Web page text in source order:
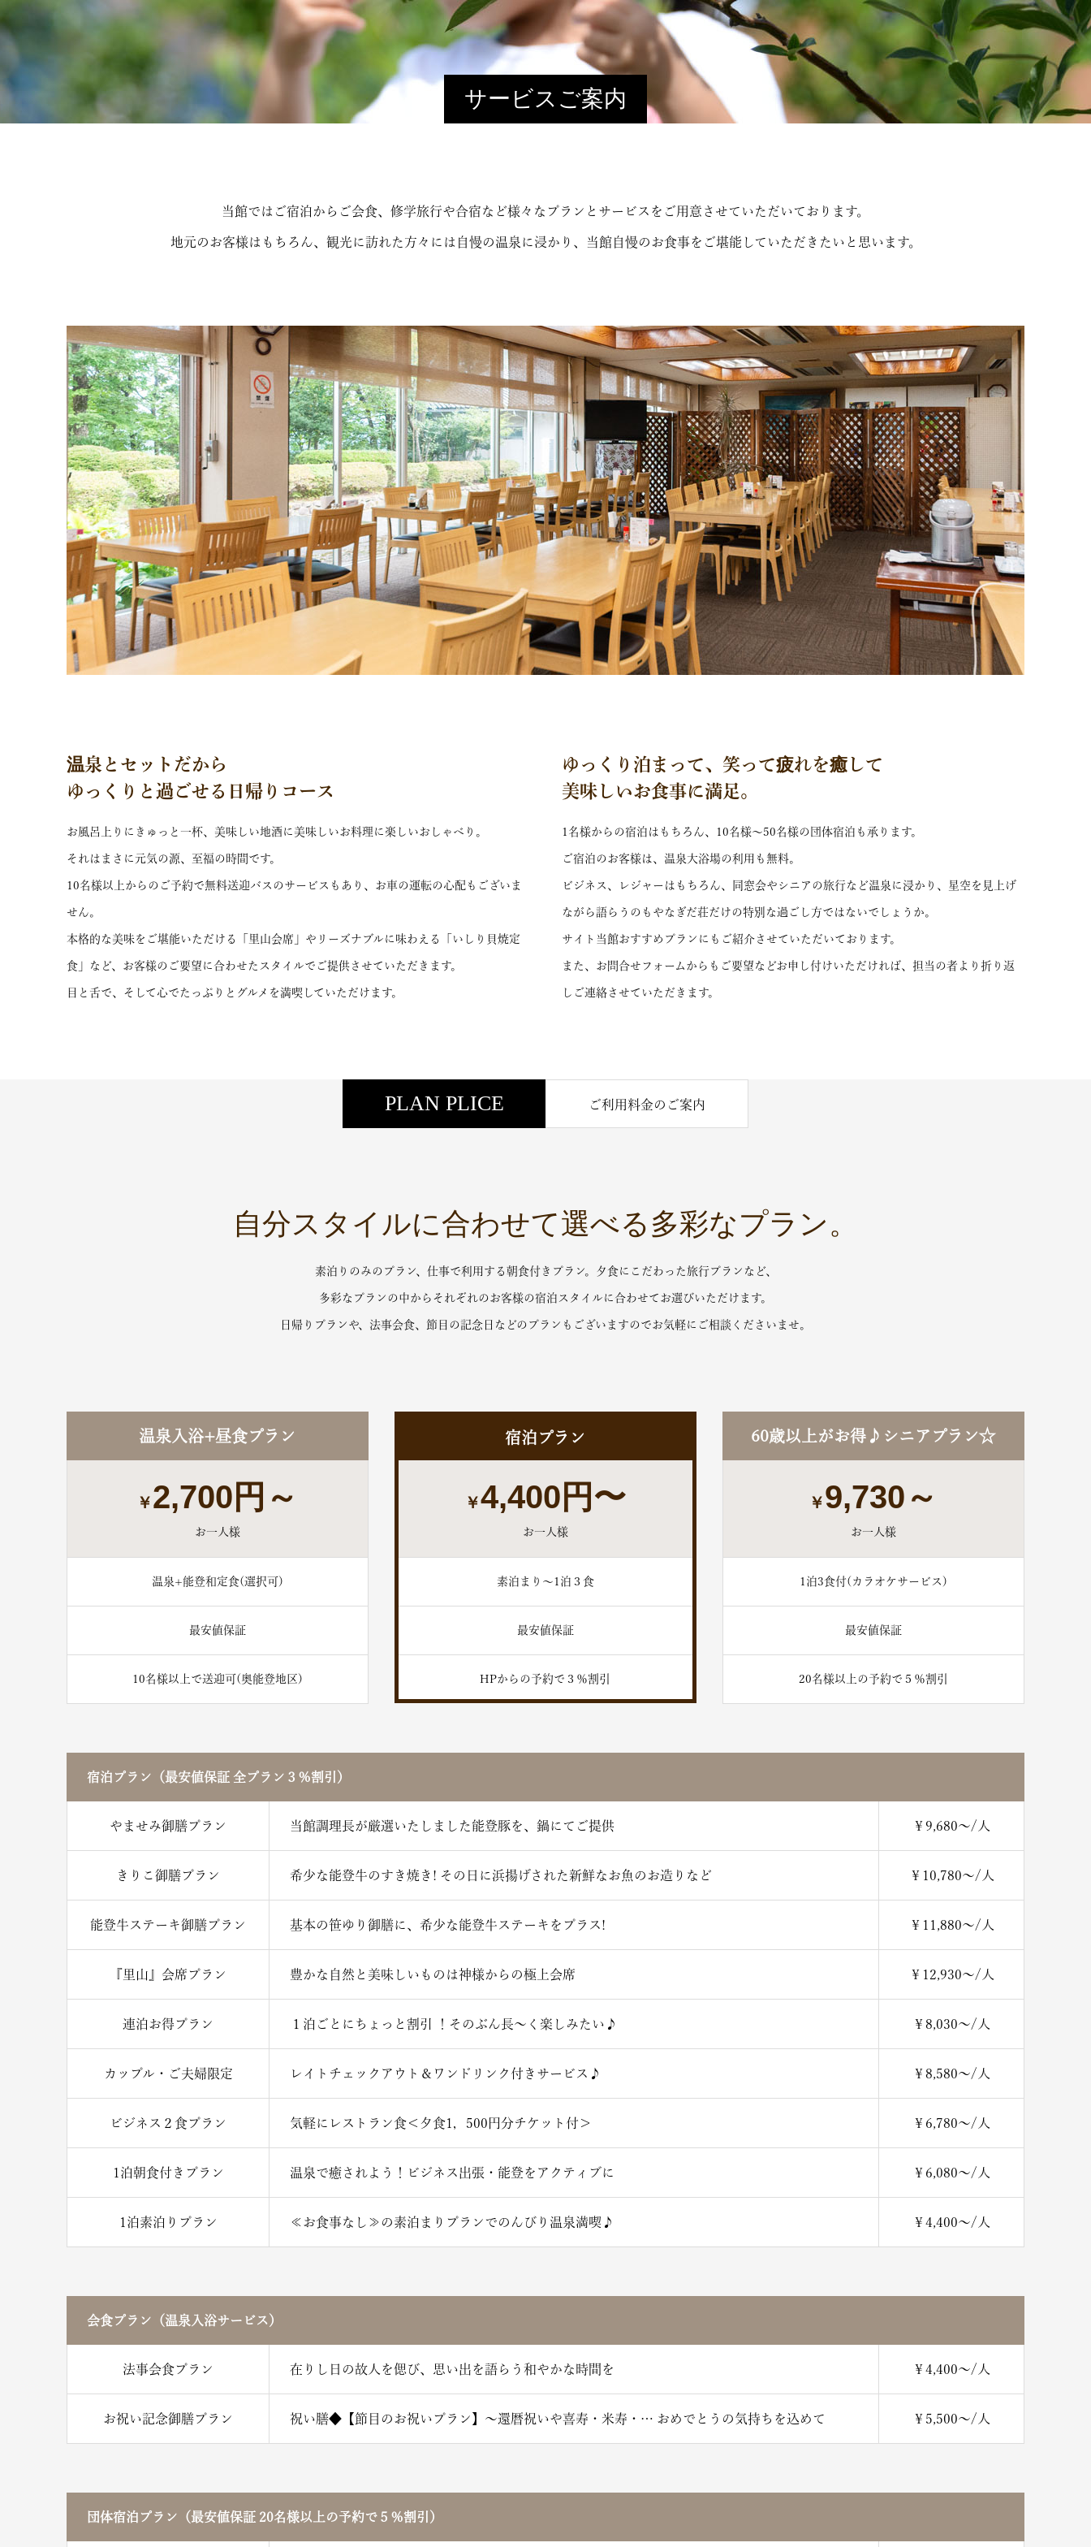
サービスご案内
当館ではご宿泊からご会食、修学旅行や合宿など様々なプランとサービスをご用意させていただいております。
地元のお客様はもちろん、観光に訪れた方々には自慢の温泉に浸かり、当館自慢のお食事をご堪能していただきたいと思います。
温泉とセットだから
ゆっくりと過ごせる日帰りコース
お風呂上りにきゅっと一杯、美味しい地酒に美味しいお料理に楽しいおしゃべり。
それはまさに元気の源、至福の時間です。
10名様以上からのご予約で無料送迎バスのサービスもあり、お車の運転の心配もございま
せん。
本格的な美味をご堪能いただける「里山会席」やリーズナブルに味わえる「いしり貝焼定
食」など、お客様のご要望に合わせたスタイルでご提供させていただきます。
目と舌で、そして心でたっぷりとグルメを満喫していただけます。
ゆっくり泊まって、笑って疲れを癒して
美味しいお食事に満足。
1名様からの宿泊はもちろん、10名様～50名様の団体宿泊も承ります。
ご宿泊のお客様は、温泉大浴場の利用も無料。
ビジネス、レジャーはもちろん、同窓会やシニアの旅行など温泉に浸かり、星空を見上げ
ながら語らうのもやなぎだ荘だけの特別な過ごし方ではないでしょうか。
サイト当館おすすめプランにもご紹介させていただいております。
また、お問合せフォームからもご要望などお申し付けいただければ、担当の者より折り返
しご連絡させていただきます。
PLAN PLICE ご利用料金のご案内
自分スタイルに合わせて選べる多彩なプラン。
素泊りのみのプラン、仕事で利用する朝食付きプラン。夕食にこだわった旅行プランなど、
多彩なプランの中からそれぞれのお客様の宿泊スタイルに合わせてお選びいただけます。
日帰りプランや、法事会食、節目の記念日などのプランもございますのでお気軽にご相談くださいませ。
温泉入浴+昼食プラン
￥2,700円～
お一人様
温泉+能登和定食(選択可)
最安値保証
10名様以上で送迎可(奥能登地区)
宿泊プラン
￥4,400円〜
お一人様
素泊まり〜1泊３食
最安値保証
HPからの予約で３％割引
60歳以上がお得♪シニアプラン☆
￥9,730～
お一人様
1泊3食付(カラオケサービス)
最安値保証
20名様以上の予約で５％割引
宿泊プラン（最安値保証 全プラン３％割引）
やませみ御膳プラン 当館調理長が厳選いたしました能登豚を、鍋にてご提供 ￥9,680～/人
きりこ御膳プラン 希少な能登牛のすき焼き! その日に浜揚げされた新鮮なお魚のお造りなど ￥10,780～/人
能登牛ステーキ御膳プラン 基本の笹ゆり御膳に、希少な能登牛ステーキをプラス! ￥11,880～/人
『里山』会席プラン 豊かな自然と美味しいものは神様からの極上会席 ￥12,930～/人
連泊お得プラン １泊ごとにちょっと割引 ！そのぶん長～く楽しみたい♪ ￥8,030～/人
カップル・ご夫婦限定 レイトチェックアウト＆ワンドリンク付きサービス♪ ￥8,580～/人
ビジネス２食プラン 気軽にレストラン食＜夕食1，500円分チケット付＞ ￥6,780～/人
1泊朝食付きプラン 温泉で癒されよう！ビジネス出張・能登をアクティブに ￥6,080～/人
1泊素泊りプラン ≪お食事なし≫の素泊まりプランでのんびり温泉満喫♪ ￥4,400～/人
会食プラン（温泉入浴サービス）
法事会食プラン 在りし日の故人を偲び、思い出を語らう和やかな時間を ￥4,400～/人
お祝い記念御膳プラン 祝い膳◆【節目のお祝いプラン】～還暦祝いや喜寿・米寿・… おめでとうの気持ちを込めて ￥5,500～/人
団体宿泊プラン（最安値保証 20名様以上の予約で５％割引）